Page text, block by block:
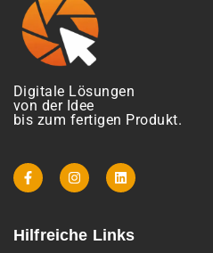
Digitale Lösungen
von der Idee
bis zum fertigen Produkt.
Hilfreiche Links